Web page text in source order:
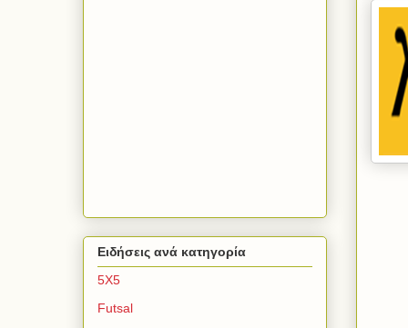
Ειδήσεις ανά κατηγορία
5Χ5
Futsal